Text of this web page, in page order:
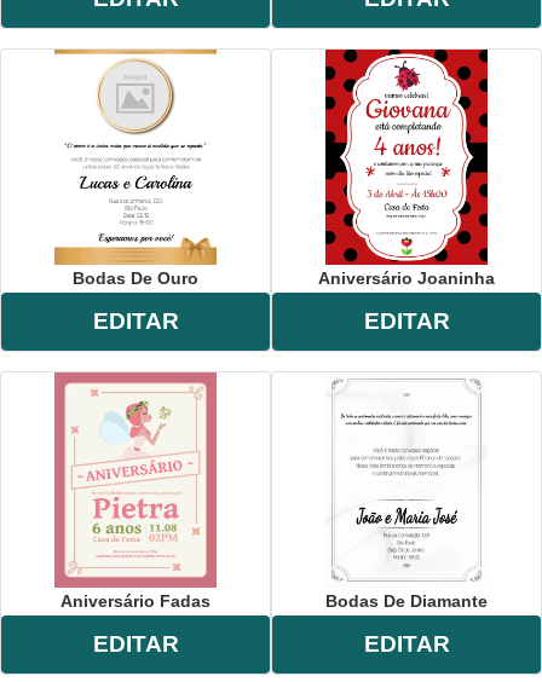
Bodas De Ouro
EDITAR
Aniversário Joaninha
EDITAR
Aniversário Fadas
EDITAR
Bodas De Diamante
EDITAR